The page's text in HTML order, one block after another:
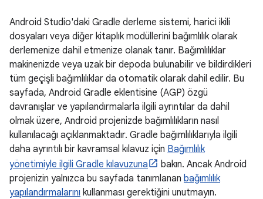
Android Studio'daki Gradle derleme sistemi, harici ikili
dosyaları veya diğer kitaplık modüllerini bağımlılık olarak
derlemenize dahil etmenize olanak tanır. Bağımlılıklar
makinenizde veya uzak bir depoda bulunabilir ve bildirdikleri
tüm geçişli bağımlılıklar da otomatik olarak dahil edilir. Bu
sayfada, Android Gradle eklentisine (AGP) özgü
davranışlar ve yapılandırmalarla ilgili ayrıntılar da dahil
olmak üzere, Android projenizde bağımlılıkların nasıl
kullanılacağı açıklanmaktadır. Gradle bağımlılıklarıyla ilgili
daha ayrıntılı bir kavramsal kılavuz için Bağımlılık
yönetimiyle ilgili Gradle kılavuzuna
bakın. Ancak Android
projenizin yalnızca bu sayfada tanımlanan bağımlılık
yapılandırmalarını kullanması gerektiğini unutmayın.